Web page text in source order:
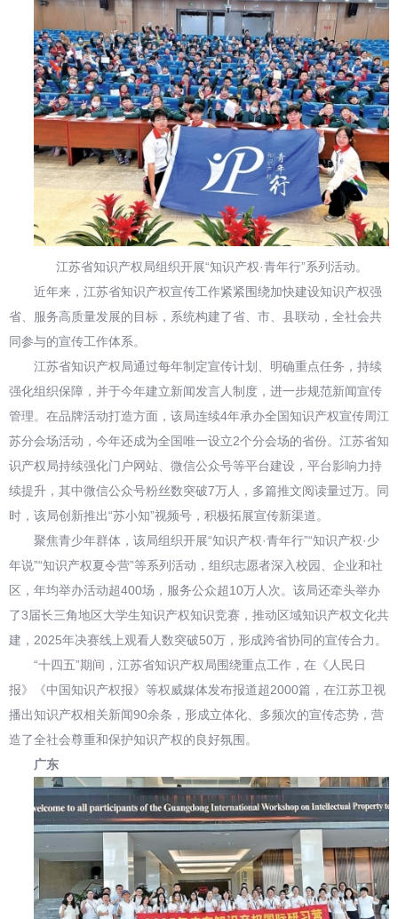
江苏省知识产权局组织开展“知识产权·青年行”系列活动。
近年来，江苏省知识产权宣传工作紧紧围绕加快建设知识产权强
省、服务高质量发展的目标，系统构建了省、市、县联动，全社会共
同参与的宣传工作体系。
江苏省知识产权局通过每年制定宣传计划、明确重点任务，持续
强化组织保障，并于今年建立新闻发言人制度，进一步规范新闻宣传
管理。在品牌活动打造方面，该局连续4年承办全国知识产权宣传周江
苏分会场活动，今年还成为全国唯一设立2个分会场的省份。江苏省知
识产权局持续强化门户网站、微信公众号等平台建设，平台影响力持
续提升，其中微信公众号粉丝数突破7万人，多篇推文阅读量过万。同
时，该局创新推出“苏小知”视频号，积极拓展宣传新渠道。
聚焦青少年群体，该局组织开展“知识产权·青年行”“知识产权·少
年说”“知识产权夏令营”等系列活动，组织志愿者深入校园、企业和社
区，年均举办活动超400场，服务公众超10万人次。该局还牵头举办
了3届长三角地区大学生知识产权知识竞赛，推动区域知识产权文化共
建，2025年决赛线上观看人数突破50万，形成跨省协同的宣传合力。
“十四五”期间，江苏省知识产权局围绕重点工作，在《人民日
报》《中国知识产权报》等权威媒体发布报道超2000篇，在江苏卫视
播出知识产权相关新闻90余条，形成立体化、多频次的宣传态势，营
造了全社会尊重和保护知识产权的良好氛围。
广东